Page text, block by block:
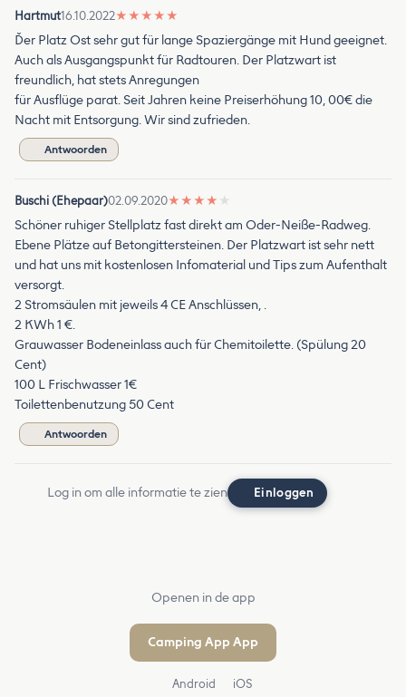
Hartmut16.10.2022★ ★ ★ ★ ★
Ďer Platz Ost sehr gut für lange Spaziergänge mit Hund geeignet.
Auch als Ausgangspunkt für Radtouren. Der Platzwart ist
freundlich, hat stets Anregungen
für Ausflüge parat. Seit Jahren keine Preiserhöhung 10, 00€ die
Nacht mit Entsorgung. Wir sind zufrieden.
Antwoorden
Buschi (Ehepaar)02.09.2020★ ★ ★ ★ ★
Schöner ruhiger Stellplatz fast direkt am Oder-Neiße-Radweg.
Ebene Plätze auf Betongittersteinen. Der Platzwart ist sehr nett
und hat uns mit kostenlosen Infomaterial und Tips zum Aufenthalt
versorgt.
2 Stromsäulen mit jeweils 4 CE Anschlüssen, .
2 KWh 1 €.
Grauwasser Bodeneinlass auch für Chemitoilette. (Spülung 20
Cent)
100 L Frischwasser 1€
Toilettenbenutzung 50 Cent
Antwoorden
Log in om alle informatie te zien Einloggen
Openen in de app
Camping App App
Android iOS